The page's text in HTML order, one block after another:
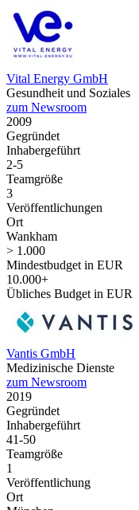
Vital Energy GmbH
Gesundheit und Soziales
zum Newsroom
2009
Gegründet
Inhabergeführt
2-5
Teamgröße
3
Veröffentlichungen
Ort
Wankham
> 1.000
Mindestbudget in EUR
10.000+
Übliches Budget in EUR
Vantis GmbH
Medizinische Dienste
zum Newsroom
2019
Gegründet
Inhabergeführt
41-50
Teamgröße
1
Veröffentlichung
Ort